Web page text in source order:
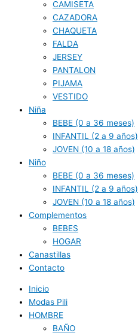
CAMISETA
CAZADORA
CHAQUETA
FALDA
JERSEY
PANTALON
PIJAMA
VESTIDO
Niña
BEBE (0 a 36 meses)
INFANTIL (2 a 9 años)
JOVEN (10 a 18 años)
Niño
BEBE (0 a 36 meses)
INFANTIL (2 a 9 años)
JOVEN (10 a 18 años)
Complementos
BEBES
HOGAR
Canastillas
Contacto
Inicio
Modas Pili
HOMBRE
BAÑO